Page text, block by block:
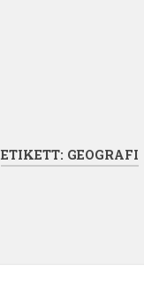
ETIKETT: GEOGRAFI